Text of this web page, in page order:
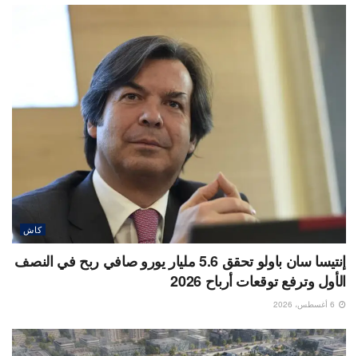
كاش
إنتيسا سان باولو تحقق 5.6 مليار يورو صافي ربح في النصف
الأول وترفع توقعات أرباح 2026